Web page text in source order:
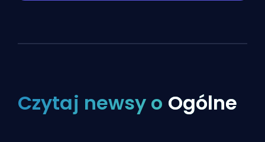
Czytaj newsy o Ogólne